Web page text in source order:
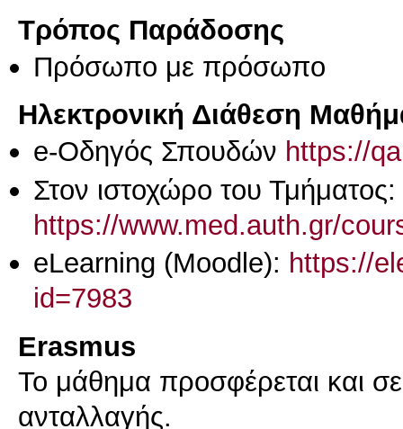
Τρόπος Παράδοσης
Πρόσωπο με πρόσωπο
Ηλεκτρονική Διάθεση
e-Οδηγός Σπουδών https://
Στον ιστοχώρο του Τμήματος:
https://www.med.auth.gr/
eLearning (Moodle): https://
id=7983
Erasmus
Το μάθημα προσφέρεται και
ανταλλαγής.